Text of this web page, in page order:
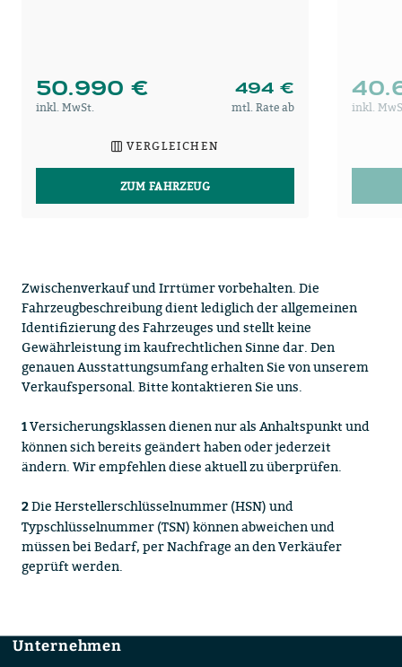
50.990 € 494 €
inkl. MwSt. mtl. Rate ab
VERGLEICHEN
ZUM FAHRZEUG
inkl.
Zwischenverkauf und Irrtümer vorbehalten. Die
Fahrzeugbeschreibung dient lediglich der allgemeinen
Identifizierung des Fahrzeuges und stellt keine
Gewährleistung im kaufrechtlichen Sinne dar. Den
genauen Ausstattungsumfang erhalten Sie von unserem
Verkaufspersonal. Bitte kontaktieren Sie uns.
1Versicherungsklassen dienen nur als Anhaltspunkt und
können sich bereits geändert haben oder jederzeit
ändern. Wir empfehlen diese aktuell zu überprüfen.
2Die Herstellerschlüsselnummer (HSN) und
Typschlüsselnummer (TSN) können abweichen und
müssen bei Bedarf, per Nachfrage an den Verkäufer
geprüft werden.
Footer
Unternehmen